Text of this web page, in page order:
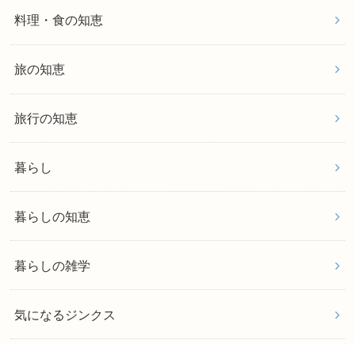
料理・食の知恵
旅の知恵
旅行の知恵
暮らし
暮らしの知恵
暮らしの雑学
気になるジンクス